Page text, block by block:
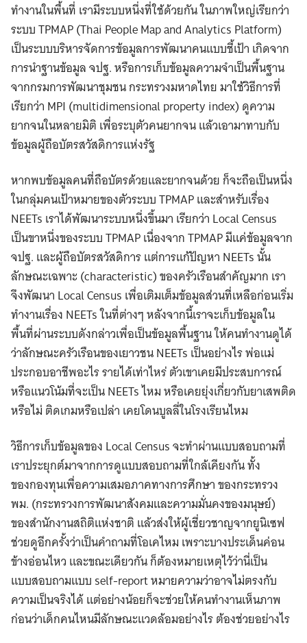
ทำงานในพื้นที่ เรามีระบบหนึ่งที่ใช้ด้วยกัน ในภาพใหญ่เรียกว่า
ระบบ TPMAP (Thai People Map and Analytics Platform)
เป็นระบบบริหารจัดการข้อมูลการพัฒนาคนแบบชี้เป้า เกิดจาก
การนำฐานข้อมูล จปฐ. หรือการเก็บข้อมูลความจําเป็นพื้นฐาน
จากกรมการพัฒนาชุมชน กระทรวงมหาดไทย มาใช้วิธีการที่
เรียกว่า MPI (multidimensional property index) ดูความ
ยากจนในหลายมิติ เพื่อระบุตัวคนยากจน แล้วเอามาทาบกับ
ข้อมูลผู้ถือบัตรสวัสดิการแห่งรัฐ
หากพบข้อมูลคนที่ถือบัตรด้วยและยากจนด้วย ก็จะถือเป็นหนึ่ง
ในกลุ่มคนเป้าหมายของตัวระบบ TPMAP และสำหรับเรื่อง
NEETs เราได้พัฒนาระบบหนึ่งขึ้นมา เรียกว่า Local Census
เป็นขาหนึ่งของระบบ TPMAP เนื่องจาก TPMAP มีแค่ข้อมูลจาก
จปฐ. และผู้ถือบัตรสวัสดิการ แต่การแก้ปัญหา NEETs นั้น
ลักษณะเฉพาะ (characteristic) ของครัวเรือนสำคัญมาก เรา
จึงพัฒนา Local Census เพื่อเติมเต็มข้อมูลส่วนที่เหลือก่อนเริ่ม
ทำงานเรื่อง NEETs ในที่ต่างๆ หลังจากนี้เราจะเก็บข้อมูลใน
พื้นที่ผ่านระบบดังกล่าวเพื่อเป็นข้อมูลพื้นฐาน ให้คนทำงานดูได้
ว่าลักษณะครัวเรือนของเยาวชน NEETs เป็นอย่างไร พ่อแม่
ประกอบอาชีพอะไร รายได้เท่าไหร่ ตัวเขาเคยมีประสบการณ์
หรือแนวโน้มที่จะเป็น NEETs ไหม หรือเคยยุ่งเกี่ยวกับยาเสพติด
หรือไม่ ติดเกมหรือเปล่า เคยโดนบูลลี่ในโรงเรียนไหม
วิธีการเก็บข้อมูลของ Local Census จะทำผ่านแบบสอบถามที่
เราประยุกต์มาจากการดูแบบสอบถามที่ใกล้เคียงกัน ทั้ง
ของกองทุนเพื่อความเสมอภาคทางการศึกษา ของกระทรวง
พม. (กระทรวงการพัฒนาสังคมและความมั่นคงของมนุษย์)
ของสํานักงานสถิติแห่งชาติ แล้วส่งให้ผู้เชี่ยวชาญจากยูนิเซฟ
ช่วยดูอีกครั้งว่าเป็นคําถามที่โอเคไหม เพราะบางประเด็นค่อน
ข้างอ่อนไหว และขณะเดียวกัน ก็ต้องหมายเหตุไว้ว่านี่เป็น
แบบสอบถามแบบ self-report หมายความว่าอาจไม่ตรงกับ
ความเป็นจริงได้ แต่อย่างน้อยก็จะช่วยให้คนทำงานเห็นภาพ
ก่อนว่าเด็กคนไหนมีลักษณะแวดล้อมอย่างไร ต้องช่วยอย่างไร